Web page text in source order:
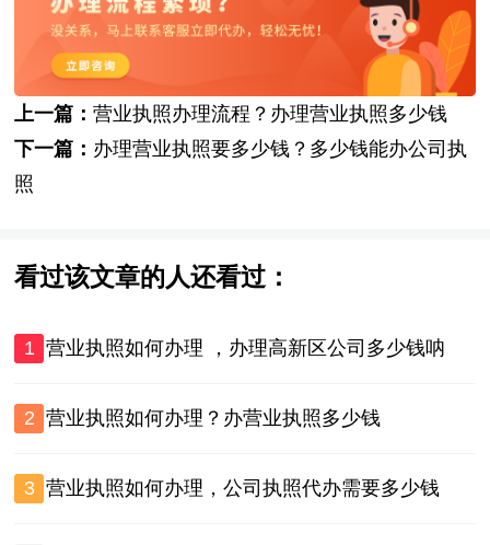
上一篇：营业执照办理流程？办理营业执照多少钱
下一篇： 办理营业执照要多少钱？多少钱能办公司执
照
看过该文章的人还看过：
1 营业执照如何办理 ，办理高新区公司多少钱呐
2 营业执照如何办理？办营业执照多少钱
3 营业执照如何办理，公司执照代办需要多少钱